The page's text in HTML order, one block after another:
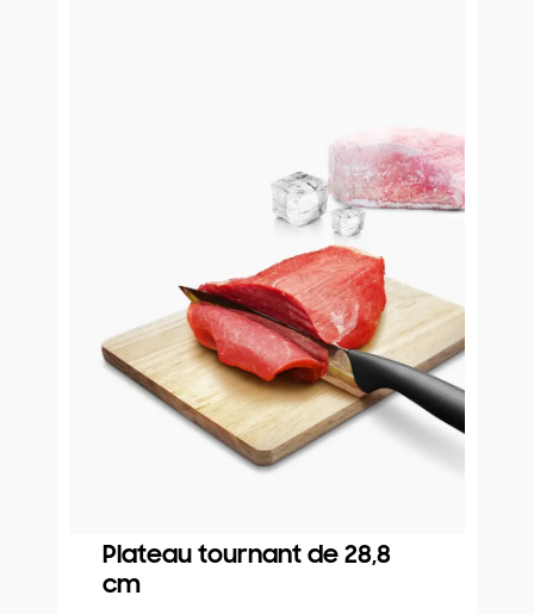
Plateau tournant de 28,8
cm